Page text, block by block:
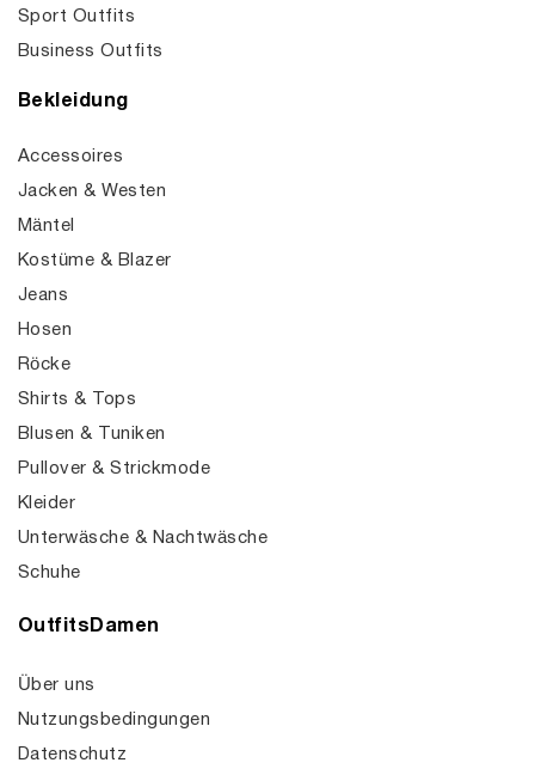
Sport Outfits
Business Outfits
Bekleidung
Accessoires
Jacken & Westen
Mäntel
Kostüme & Blazer
Jeans
Hosen
Röcke
Shirts & Tops
Blusen & Tuniken
Pullover & Strickmode
Kleider
Unterwäsche & Nachtwäsche
Schuhe
OutfitsDamen
Über uns
Nutzungsbedingungen
Datenschutz